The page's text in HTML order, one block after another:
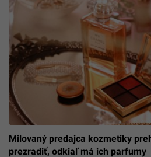
Milovaný predajca kozmetiky
prezradiť, odkiaľ má ich parfumy